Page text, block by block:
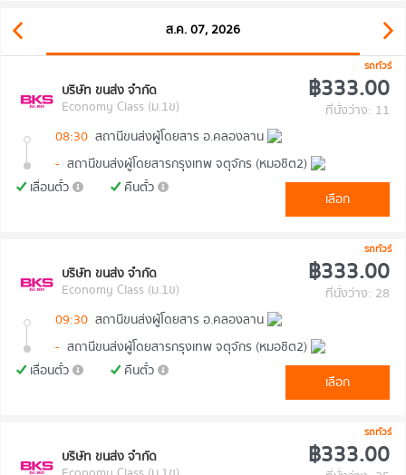
ส.ค. 07, 2026
รถทัวร์
บริษัท ขนส่ง จำกัด
Economy Class (ม.1ข)
฿333.00
ที่นั่งว่าง: 11
08:30 สถานีขนส่งผู้โดยสาร อ.คลองลาน
- สถานีขนส่งผู้โดยสารกรุงเทพ จตุจักร (หมอชิต2)
เลื่อนตั๋ว
คืนตั๋ว
เลือก
รถทัวร์
บริษัท ขนส่ง จำกัด
Economy Class (ม.1ข)
฿333.00
ที่นั่งว่าง: 28
09:30 สถานีขนส่งผู้โดยสาร อ.คลองลาน
- สถานีขนส่งผู้โดยสารกรุงเทพ จตุจักร (หมอชิต2)
เลื่อนตั๋ว
คืนตั๋ว
เลือก
รถทัวร์
บริษัท ขนส่ง จำกัด
฿333.00